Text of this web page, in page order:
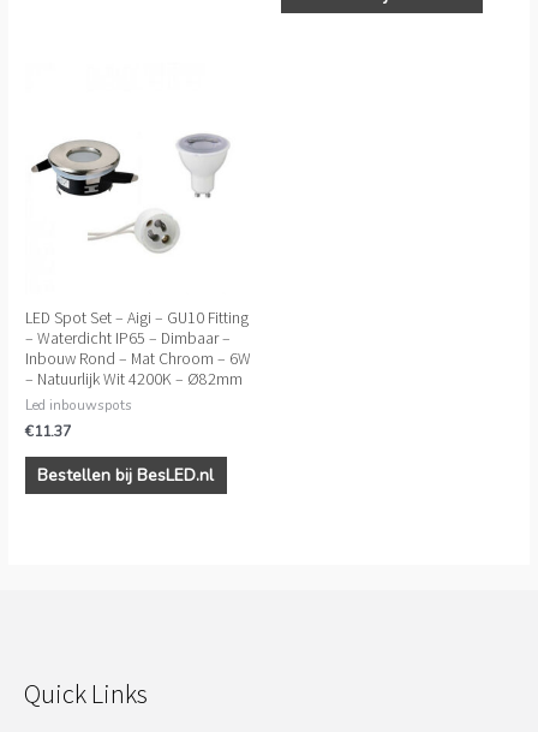
LED Spot Set – Aigi – GU10 Fitting
– Waterdicht IP65 – Dimbaar –
Inbouw Rond – Mat Chroom – 6W
– Natuurlijk Wit 4200K – Ø82mm
Led inbouwspots
€11.37
Bestellen bij BesLED.nl
Quick Links